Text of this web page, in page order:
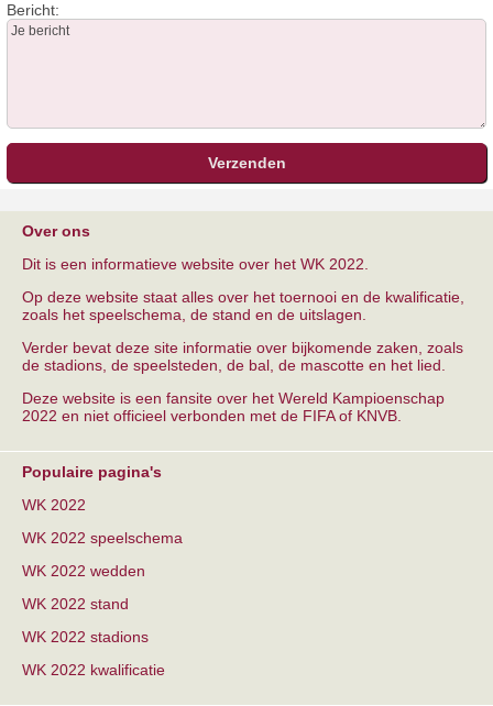
Bericht:
Over ons
Dit is een informatieve website over het WK 2022.
Op deze website staat alles over het toernooi en de kwalificatie,
zoals het speelschema, de stand en de uitslagen.
Verder bevat deze site informatie over bijkomende zaken, zoals
de stadions, de speelsteden, de bal, de mascotte en het lied.
Deze website is een fansite over het Wereld Kampioenschap
2022 en niet officieel verbonden met de FIFA of KNVB.
Populaire pagina's
WK 2022
WK 2022 speelschema
WK 2022 wedden
WK 2022 stand
WK 2022 stadions
WK 2022 kwalificatie